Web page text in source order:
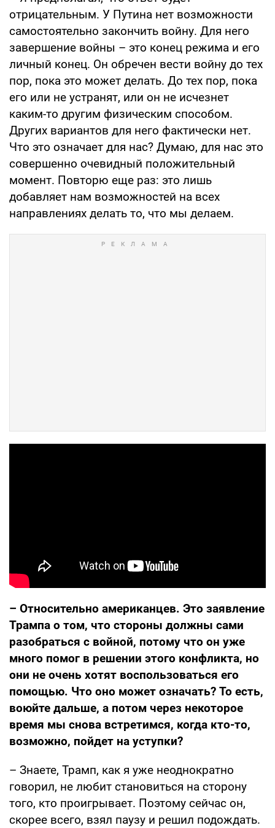
отрицательным. У Путина нет возможности
самостоятельно закончить войну. Для него
завершение войны – это конец режима и его
личный конец. Он обречен вести войну до тех
пор, пока это может делать. До тех пор, пока
его или не устранят, или он не исчезнет
каким-то другим физическим способом.
Других вариантов для него фактически нет.
Что это означает для нас? Думаю, для нас это
совершенно очевидный положительный
момент. Повторю еще раз: это лишь
добавляет нам возможностей на всех
направлениях делать то, что мы делаем.
– Относительно американцев. Это заявление
Трампа о том, что стороны должны сами
разобраться с войной, потому что он уже
много помог в решении этого конфликта, но
они не очень хотят воспользоваться его
помощью. Что оно может означать? То есть,
воюйте дальше, а потом через некоторое
время мы снова встретимся, когда кто-то,
возможно, пойдет на уступки?
– Знаете, Трамп, как я уже неоднократно
говорил, не любит становиться на сторону
того, кто проигрывает. Поэтому сейчас он,
скорее всего, взял паузу и решил подождать.